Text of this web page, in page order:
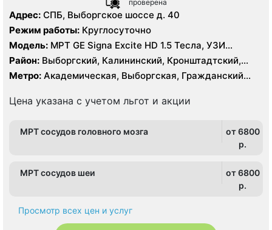
проверена
Адрес: СПБ, Выборгское шоссе д. 40
Режим работы: Круглосуточно
Модель: МРТ GE Signa Excite HD 1.5 Тесла, УЗИ
экспертного класса
Район: Выборгский, Калининский, Кронштадтский,
Курортный, Ленинградская область, Приморский
Метро: Академическая, Выборгская, Гражданский
Политехническая, Проспект Просвещения, Удельная
Цена указана с учетом льгот и акции
МРТ сосудов головного мозга
от 6800
p.
МРТ сосудов шеи
от 6800
p.
Просмотр всех цен и услуг